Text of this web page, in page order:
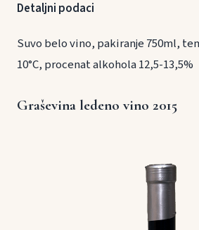
Detaljni podaci
Suvo belo vino, pakiranje 750ml,
10°C, procenat alkohola 12,5-13,5%
Graševina ledeno vino 2015